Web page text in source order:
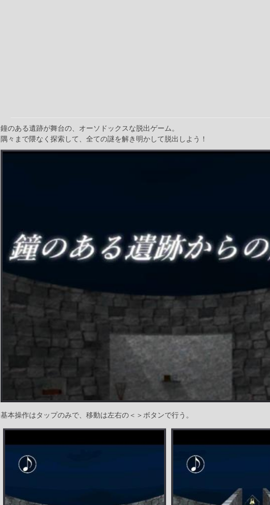
鐘のある遺跡が舞台の、オーソドックスな脱出ゲーム。
隅々まで隈なく探索して、全ての謎を解き明かして脱出しよう！
基本操作はタップのみで、移動は左右の＜＞ボタンで行う。